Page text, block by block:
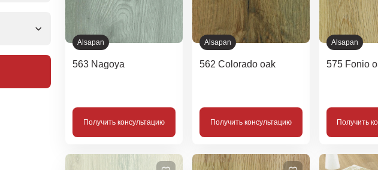
Alsapan
563 Nagoya
Получить консультацию
Alsapan
562 Colorado oak
Получить консультацию
Alsapan
575 Fonio
Получить